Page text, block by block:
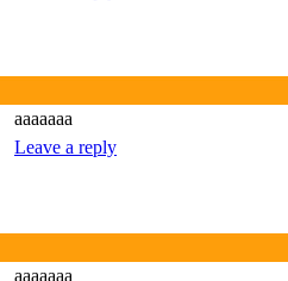
aaaaaaa
Leave a reply
aaaaaaa